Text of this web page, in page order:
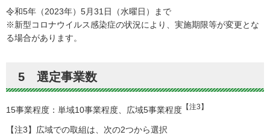
令和5年（2023年）5月31日（水曜日）まで
※新型コロナウイルス感染症の状況により、実施期限等が変更とな
る場合があります。
5 選定事業数
15事業程度：単域10事業程度、広域5事業程度 【注3】
【注3】広域での取組は、次の2つから選択